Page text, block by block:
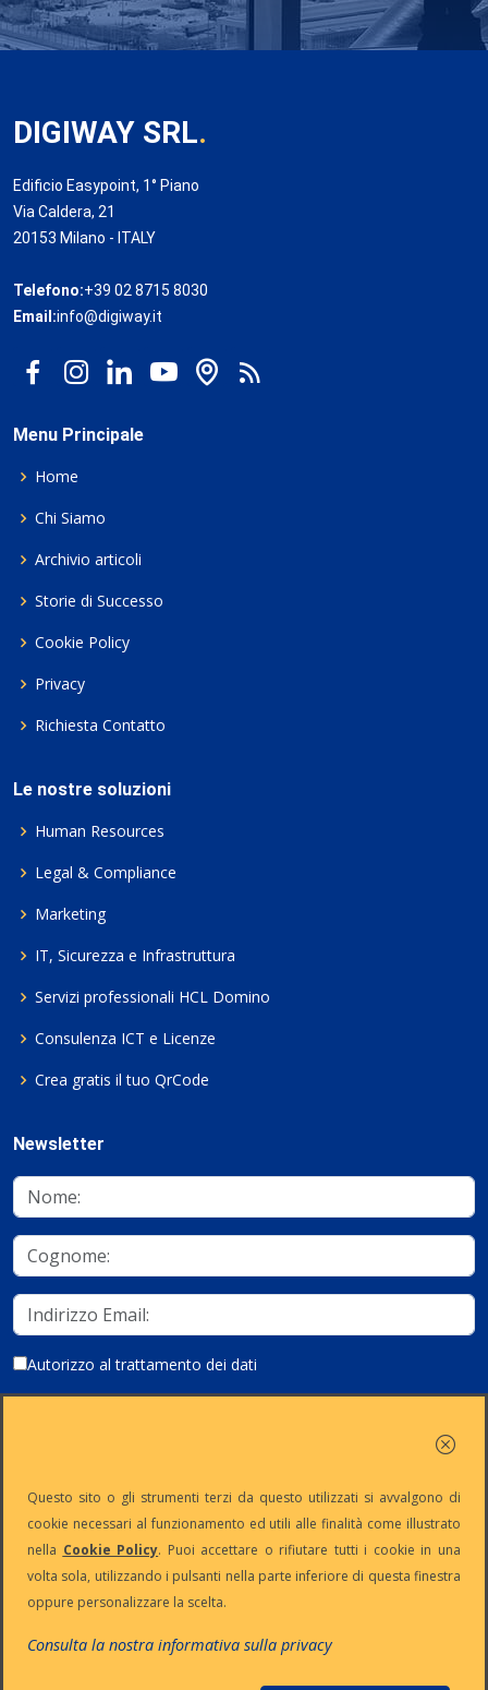
DIGIWAY SRL.
Edificio Easypoint, 1° Piano
Via Caldera, 21
20153 Milano - ITALY
Telefono:+39 02 8715 8030
Email:info@digiway.it
Menu Principale
Home
Chi Siamo
Archivio articoli
Storie di Successo
Cookie Policy
Privacy
Richiesta Contatto
Le nostre soluzioni
Human Resources
Legal & Compliance
Marketing
IT, Sicurezza e Infrastruttura
Servizi professionali HCL Domino
Consulenza ICT e Licenze
Crea gratis il tuo QrCode
Newsletter
Autorizzo al trattamento dei dati
Partita Iva:
IT13383650150
Capitale
Sociale: €
10.500 i.v.
Iscrizione
REA n° MI-
Reg. Imp. n°
MI-2001-
: digiway@legalmail.it
Copyright © Digiway Srl - Designed by Digiway Srl - Powered by HCL
Questo sito o gli strumenti terzi da questo utilizzati si avvalgono di
cookie necessari al funzionamento ed utili alle finalità come illustrato
nella Cookie Policy. Puoi accettare o rifiutare tutti i cookie in una
volta sola, utilizzando i pulsanti nella parte inferiore di questa finestra
oppure personalizzare la scelta.
Consulta la nostra informativa sulla privacy